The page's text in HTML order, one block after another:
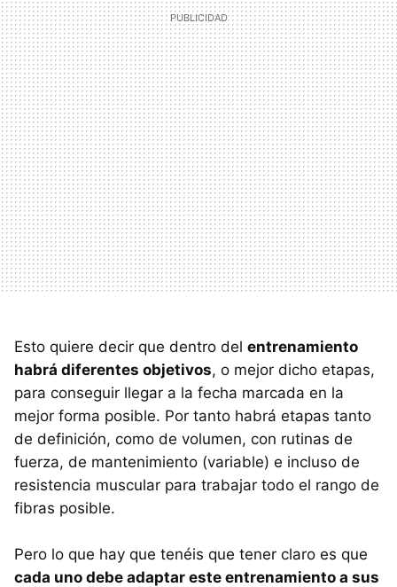
Esto quiere decir que dentro del entrenamiento
habrá diferentes objetivos, o mejor dicho etapas,
para conseguir llegar a la fecha marcada en la
mejor forma posible. Por tanto habrá etapas tanto
de definición, como de volumen, con rutinas de
fuerza, de mantenimiento (variable) e incluso de
resistencia muscular para trabajar todo el rango de
fibras posible.
Pero lo que hay que tenéis que tener claro es que
cada uno debe adaptar este entrenamiento a sus